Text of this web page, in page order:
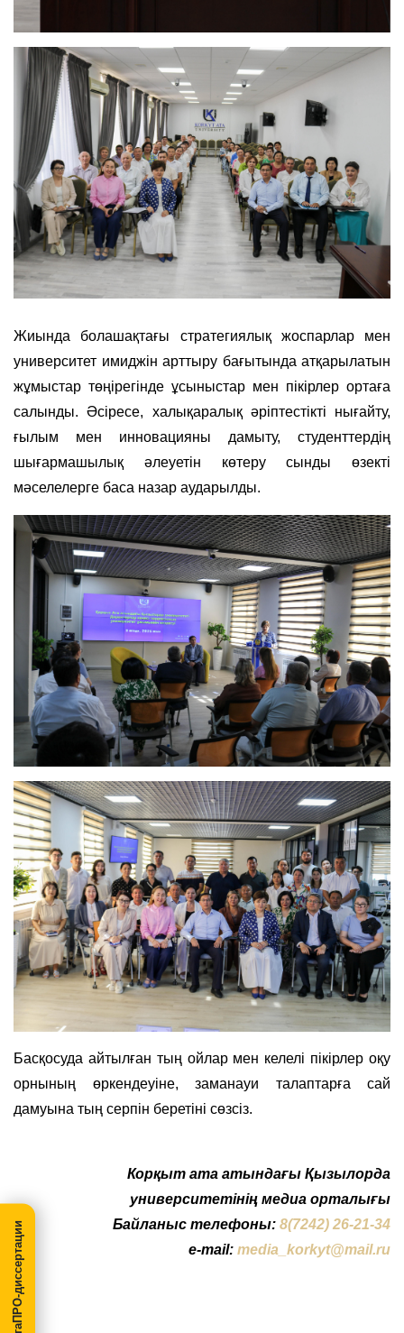
Жиында болашақтағы стратегиялық жоспарлар мен
университет имиджін арттыру бағытында атқарылатын
жұмыстар төңірегінде ұсыныстар мен пікірлер ортаға
салынды. Әсіресе, халықаралық әріптестікті нығайту,
ғылым мен инновацияны дамыту, студенттердің
шығармашылық әлеуетін көтеру сынды өзекті
мәселелерге баса назар аударылды.
Басқосуда айтылған тың ойлар мен келелі пікірлер оқу
орнының өркендеуіне, заманауи талаптарға сай
дамуына тың серпін беретіні сөзсіз.
Корқыт ата атындағы Қызылорда
университетінің медиа орталығы
Байланыс телефоны: 8(7242) 26-21-34
e-mail: media_korkyt@mail.ru
МегаПРО-диссертации